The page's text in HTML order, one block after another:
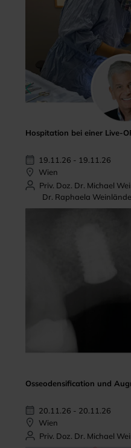
Hospitation bei einer Live-
19.11.26 - 19.11.26
Wien
Priv. Doz. Dr. Michael
Dr. Raphaela
Osseodensification und
20.11.26 - 20.11.26
Wien
Priv. Doz. Dr. Michael